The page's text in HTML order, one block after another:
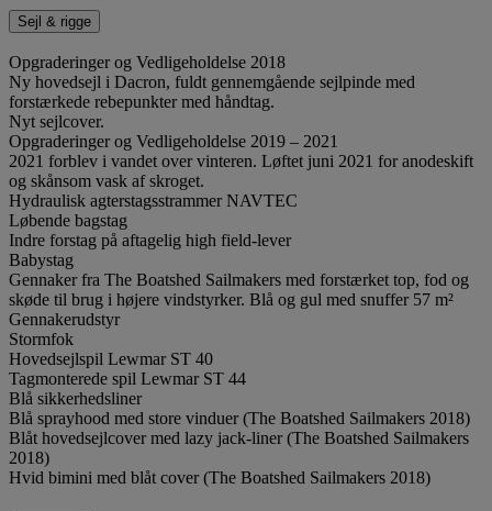
Sejl & rigge
Opgraderinger og Vedligeholdelse 2018
Ny hovedsejl i Dacron, fuldt gennemgående sejlpinde med
forstærkede rebepunkter med håndtag.
Nyt sejlcover.
Opgraderinger og Vedligeholdelse 2019 – 2021
2021 forblev i vandet over vinteren. Løftet juni 2021 for anodeskift
og skånsom vask af skroget.
Hydraulisk agterstagsstrammer NAVTEC
Løbende bagstag
Indre forstag på aftagelig high field-lever
Babystag
Gennaker fra The Boatshed Sailmakers med forstærket top, fod og
skøde til brug i højere vindstyrker. Blå og gul med snuffer 57 m²
Gennakerudstyr
Stormfok
Hovedsejlspil Lewmar ST 40
Tagmonterede spil Lewmar ST 44
Blå sikkerhedsliner
Blå sprayhood med store vinduer (The Boatshed Sailmakers 2018)
Blåt hovedsejlcover med lazy jack-liner (The Boatshed Sailmakers
2018)
Hvid bimini med blåt cover (The Boatshed Sailmakers 2018)